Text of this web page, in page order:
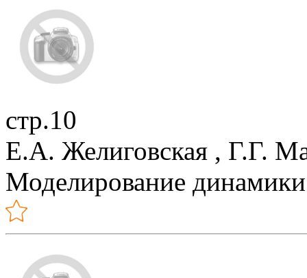
стр.10
Е.А. Желиговская , Г.Г.
Моделирование